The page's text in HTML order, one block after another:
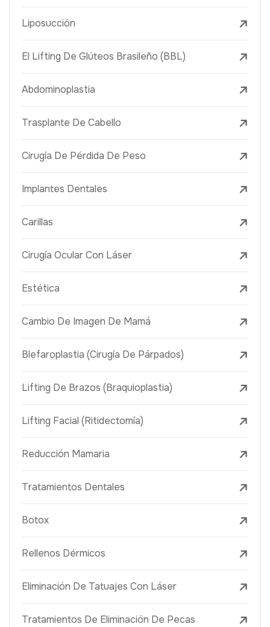
Liposucción
El Lifting De Glúteos Brasileño (BBL)
Abdominoplastia
Trasplante De Cabello
Cirugía De Pérdida De Peso
Implantes Dentales
Carillas
Cirugía Ocular Con Láser
Estética
Cambio De Imagen De Mamá
Blefaroplastia (Cirugía De Párpados)
Lifting De Brazos (Braquioplastia)
Lifting Facial (Ritidectomía)
Reducción Mamaria
Tratamientos Dentales
Botox
Rellenos Dérmicos
Eliminación De Tatuajes Con Láser
Tratamientos De Eliminación De Pecas